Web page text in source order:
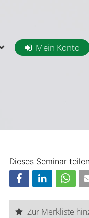
Mein Konto
Dieses Seminar teilen
Zur Merkliste